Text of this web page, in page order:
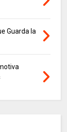
Guarda la